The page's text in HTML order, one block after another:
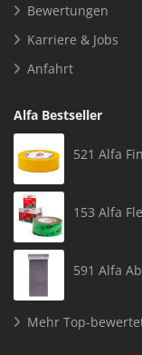
Bewertungen
Karriere & Jobs
Anfahrt
Alfa Bestseller
521 Alfa
153 Alfa
591 Alfa
Mehr Top-